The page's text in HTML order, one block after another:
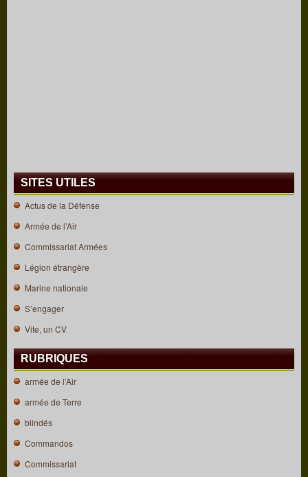
SITES UTILES
Actus de la Défense
Armée de l’Air
Commissariat Armées
Légion étrangère
Marine nationale
S’engager
Vite, un CV
RUBRIQUES
armée de l’Air
armée de Terre
blindés
Commandos
Commissariat